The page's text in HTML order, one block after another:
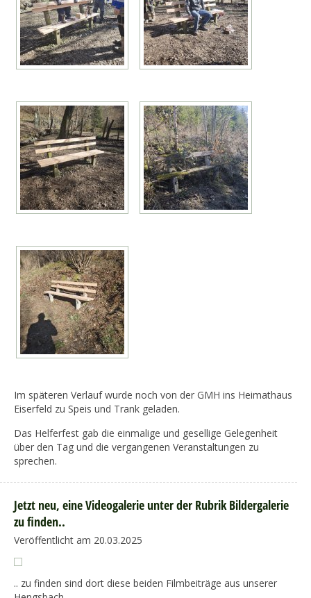
Im späteren Verlauf wurde noch von der GMH ins Heimathaus
Eiserfeld zu Speis und Trank geladen.
Das Helferfest gab die einmalige und gesellige Gelegenheit
über den Tag und die vergangenen Veranstaltungen zu
sprechen.
Jetzt neu, eine Videogalerie unter der Rubrik Bildergalerie
zu finden..
Veröffentlicht am 20.03.2025
.. zu finden sind dort diese beiden Filmbeiträge aus unserer